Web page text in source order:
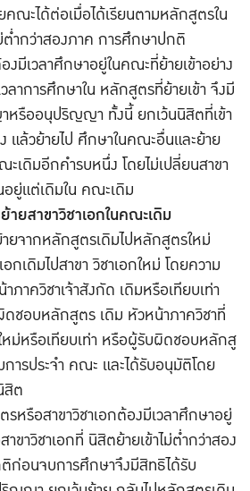
ณะได้ต่อเมื่อได้เรียนตามหลักสูตรใน
ำกว่าสองภาค การศึกษาปกติ
มีเวลาศึกษาอยู่ในคณะที่ย้ายเข้าอย่าง
ลาการศึกษาใน หลักสูตรที่ย้ายเข้า จึงมี
รืออนุปริญญา ทั้งนี้ ยกเว้นนิสิตที่เข้า
แล้วย้ายไป ศึกษาในคณะอื่นและย้าย
เดิมอีกคำรบหนึ่ง โดยไม่เปลี่ยนสาขา
อยู่แต่เดิมใน คณะเดิม
ายสาขาวิชาเอกในคณะเดิม
ยจากหลักสูตรเดิมไปหลักสูตรใหม่
กเดิมไปสาขา วิชาเอกใหม่ โดยความ
ภาควิชาเจ้าสังกัด เดิมหรือเทียบเท่า
ดชอบหลักสูตร เดิม หัวหน้าภาควิชาที่
หม่หรือเทียบเท่า หรือผู้รับผิดชอบหลักสู
ารประจำ คณะ และได้รับอนุมัติโดย
ต
หรือสาขาวิชาเอกต้องมีเวลาศึกษาอยู่
ขาวิชาเอกที่ นิสิตย้ายเข้าไม่ต่ำกว่าสอง
ก่อนจบการศึกษาจึงมีสิทธิได้รับ